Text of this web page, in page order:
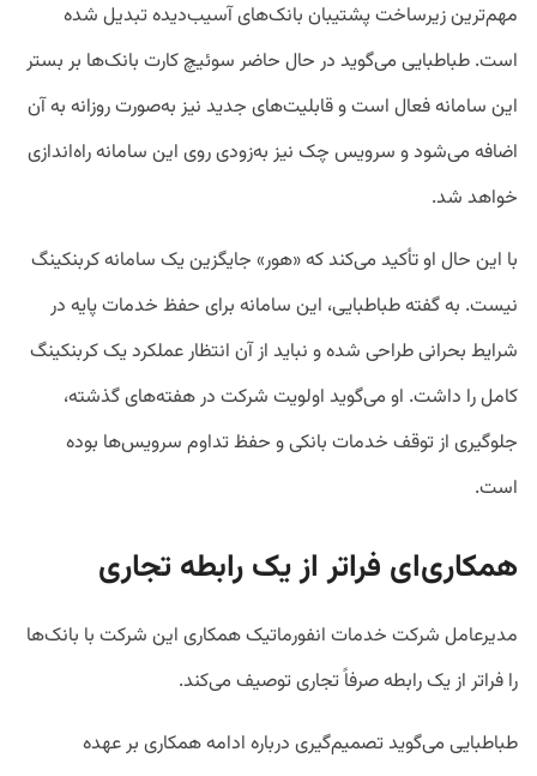
مهم‌ترین زیرساخت پشتیبان بانک‌های آسیب‌دیده تبدیل شده
است. طباطبایی می‌گوید در حال حاضر سوئیچ کارت بانک‌ها بر بستر
این سامانه فعال است و قابلیت‌های جدید نیز به‌صورت روزانه به آن
اضافه می‌شود و سرویس چک نیز به‌زودی روی این سامانه راه‌اندازی
خواهد شد.
با این حال او تأکید می‌کند که «هور» جایگزین یک سامانه کربنکینگ
نیست. به گفته طباطبایی، این سامانه برای حفظ خدمات پایه در
شرایط بحرانی طراحی شده و نباید از آن انتظار عملکرد یک کربنکینگ
کامل را داشت. او می‌گوید اولویت شرکت در هفته‌های گذشته،
جلوگیری از توقف خدمات بانکی و حفظ تداوم سرویس‌ها بوده
است.
همکاری‌ای فراتر از یک رابطه تجاری
مدیرعامل شرکت خدمات انفورماتیک همکاری این شرکت با بانک‌ها
را فراتر از یک رابطه صرفاً تجاری توصیف می‌کند.
طباطبایی می‌گوید تصمیم‌گیری درباره ادامه همکاری بر عهده